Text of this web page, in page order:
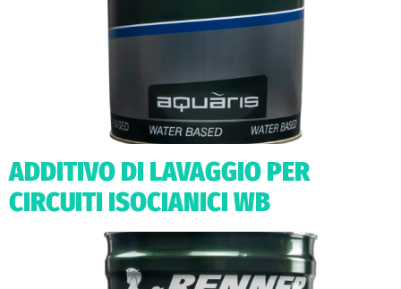
ADDITIVO DI LAVAGGIO PER
CIRCUITI ISOCIANICI WB